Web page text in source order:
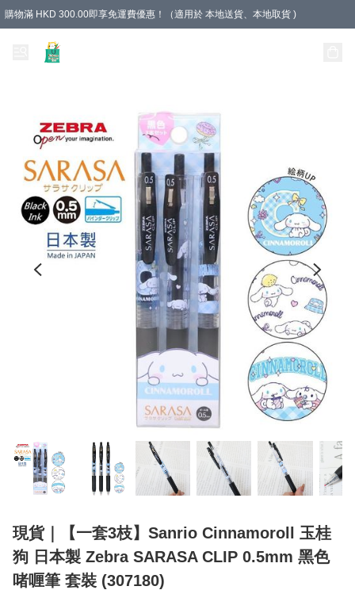
購物滿 HKD 300.00即享免運費優惠！（適用於 本地送貨、本地取貨 )
現貨｜【一套3枝】Sanrio Cinnamoroll 玉桂
狗 日本製 Zebra SARASA CLIP 0.5mm 黑色
啫喱筆 套裝 (307180)